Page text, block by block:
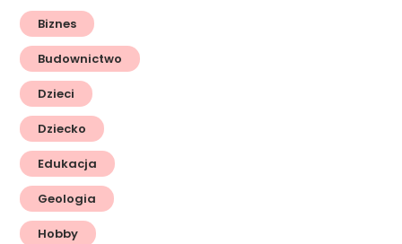
Biznes
Budownictwo
Dzieci
Dziecko
Edukacja
Geologia
Hobby